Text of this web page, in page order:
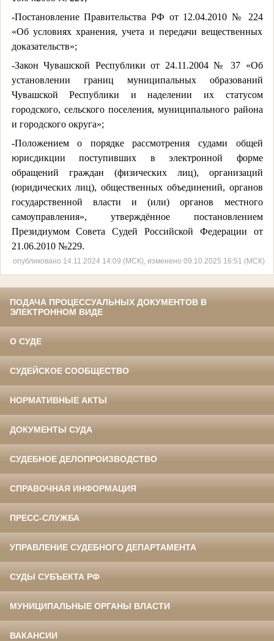
-Постановление Правительства РФ от 12.04.2010 № 224
«Об условиях хранения, учета и передачи вещественных
доказательств»;
-Закон Чувашской Республики от 24.11.2004 № 37 «Об
установлении границ муниципальных образований
Чувашской Республики и наделении их статусом
городского, сельского поселения, муниципального района
и городского округа»;
-Положением о порядке рассмотрения судами общей
юрисдикции поступивших в электронной форме
обращений граждан (физических лиц), организаций
(юридических лиц), общественных объединений, органов
государственной власти и (или) органов местного
самоуправления», утверждённое постановлением
Президиумом Совета Судей Российской Федерации от
21.06.2010 №229.
опубликовано 14.11.2024 14:09 (МСК), изменено 09.10.2025 16:51 (МСК)
ПОДАЧА ПРОЦЕССУАЛЬНЫХ ДОКУМЕНТОВ В
ЭЛЕКТРОННОМ ВИДЕ
О СУДЕ
СУДЕЙСКОЕ СООБЩЕСТВО
НОРМАТИВНЫЕ АКТЫ
ДОКУМЕНТЫ СУДА
СУДЕБНОЕ ДЕЛОПРОИЗВОДСТВО
СПРАВОЧНАЯ ИНФОРМАЦИЯ
ПРЕСС-СЛУЖБА
УПРАВЛЕНИЕ СУДЕБНОГО ДЕПАРТАМЕНТА
СУДЫ СУБЪЕКТА РФ
МУНИЦИПАЛЬНЫЕ ОРГАНЫ ВЛАСТИ
ВАКАНСИИ